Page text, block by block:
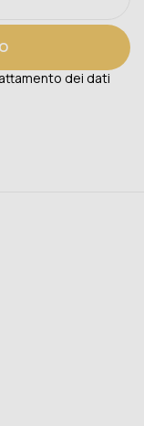
dei dati